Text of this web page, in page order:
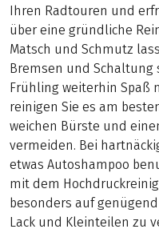
Ihren Radtouren und
über eine gründliche
Matsch und Schmutz
Bremsen und Schaltung
Frühling weiterhin Spaß
reinigen Sie es am
weichen Bürste und
vermeiden. Bei
etwas Autoshampoo
mit dem
besonders auf
Lack und Kleinteilen zu